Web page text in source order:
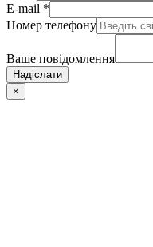
E-mail *
Номер телефону
Ваше повідомлення
Надіслати
×